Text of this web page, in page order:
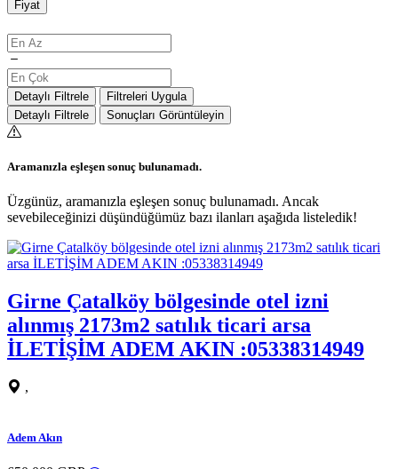
Fiyat
Detaylı Filtrele
Filtreleri Uygula
Detaylı Filtrele
Sonuçları Görüntüleyin
Aramanızla eşleşen sonuç bulunamadı.
Üzgünüz, aramanızla eşleşen sonuç bulunamadı. Ancak
sevebileceğinizi düşündüğümüz bazı ilanları aşağıda listeledik!
Girne Çatalköy bölgesinde otel izni
alınmış 2173m2 satılık ticari arsa
İLETİŞİM ADEM AKIN :05338314949
,
Adem Akın